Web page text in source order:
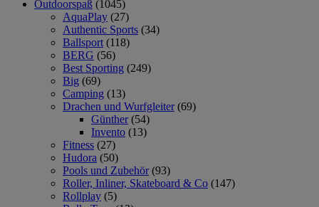
Outdoorspaß (1045)
AquaPlay (27)
Authentic Sports (34)
Ballsport (118)
BERG (56)
Best Sporting (249)
Big (69)
Camping (13)
Drachen und Wurfgleiter (69)
Günther (54)
Invento (13)
Fitness (27)
Hudora (50)
Pools und Zubehör (93)
Roller, Inliner, Skateboard & Co (147)
Rollplay (5)